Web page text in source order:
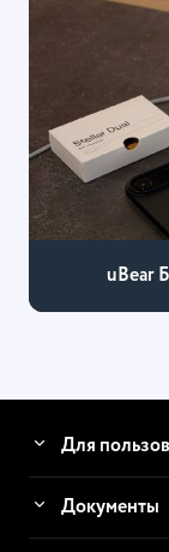
uBear
Для
Документы